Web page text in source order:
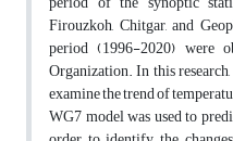
Firouzkoh, Chitgar, and
period (1996-2020) were
Organization. In this
examine the trend of
WG7 model was used to